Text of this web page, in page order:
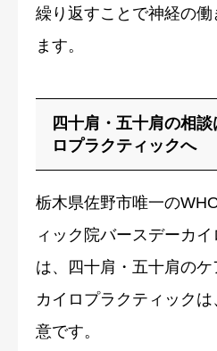
繰り返すことで神経の
ます。
四十肩・五十肩の相
ロプラクティックへ
栃木県佐野市唯一の
ィック院バースデーカ
は、四十肩・五十肩のケ
カイロプラクティック
意です。